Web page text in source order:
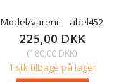
Model/varenr.: abel452
225,00 DKK
(180,00 DKK)
1 stk tilbage på lager